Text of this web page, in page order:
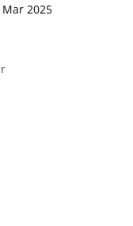
Mar 2025